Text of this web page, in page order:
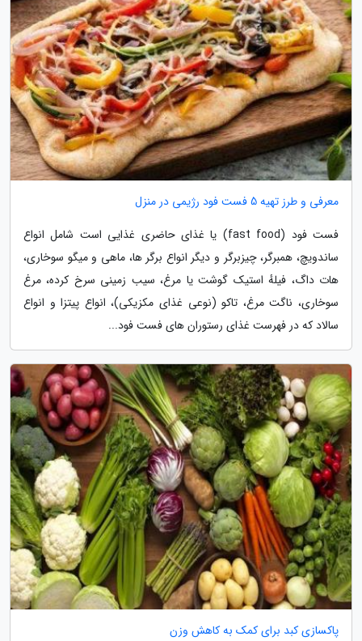
معرفی و طرز تهیه 5 فست فود رژیمی در منزل
فست فود (fast food) یا غذای حاضری غذایی است شامل انواع
ساندویچ، همبرگر، چیزبرگر و دیگر انواع برگر ها، ماهی و میگو سوخاری،
هات داگ، فیلهٔ استیک گوشت یا مرغ، سیب زمینی سرخ کرده، مرغ
سوخاری، ناگت مرغ، تاکو (نوعی غذای مکزیکی)، انواع پیتزا و انواع
سالاد که در فهرست غذای رستوران های فست فود...
پاکسازی کبد برای کمک به کاهش وزن